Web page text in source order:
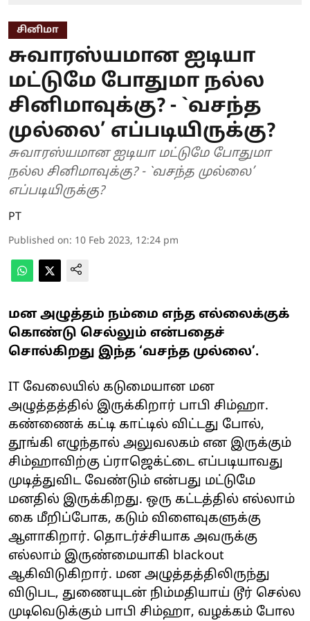
சினிமா
சுவாரஸ்யமான ஐடியா
மட்டுமே போதுமா நல்ல
சினிமாவுக்கு? - `வசந்த
முல்லை’ எப்படியிருக்கு?
சுவாரஸ்யமான ஐடியா மட்டுமே போதுமா
நல்ல சினிமாவுக்கு? - `வசந்த முல்லை’
எப்படியிருக்கு?
PT
Published on: 10 Feb 2023, 12:24 pm
மன அழுத்தம் நம்மை எந்த எல்லைக்குக்
கொண்டு செல்லும் என்பதைச்
சொல்கிறது இந்த ‘வசந்த முல்லை’.
IT வேலையில் கடுமையான மன
அழுத்தத்தில் இருக்கிறார் பாபி சிம்ஹா.
கண்ணைக் கட்டி காட்டில் விட்டது போல்,
தூங்கி எழுந்தால் அலுவலகம் என இருக்கும்
சிம்ஹாவிற்கு ப்ராஜெக்ட்டை எப்படியாவது
முடித்துவிட வேண்டும் என்பது மட்டுமே
மனதில் இருக்கிறது. ஒரு கட்டத்தில் எல்லாம்
கை மீறிப்போக, கடும் விளைவுகளுக்கு
ஆளாகிறார். தொடர்ச்சியாக அவருக்கு
எல்லாம் இருண்மையாகி blackout
ஆகிவிடுகிறார். மன அழுத்தத்திலிருந்து
விடுபட, துணையுடன் நிம்மதியாய் டூர் செல்ல
முடிவெடுக்கும் பாபி சிம்ஹா, வழக்கம் போல